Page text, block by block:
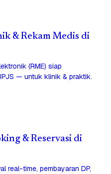
& Rekam Medis di
(RME) siap
— untuk klinik & praktik.
& Reservasi di
real-time, pembayaran DP,